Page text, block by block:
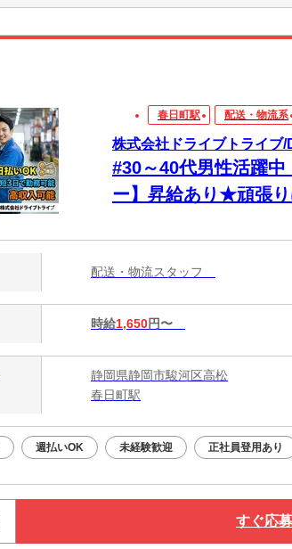
春日町駅 配送・物流系
株式会社ドライブトライブ/
#30～40代男性活躍
ー】昇給あり★頑張
配送・物流スタッフ
時給1,650円〜
静岡県静岡市駿河区高松
春日町駅
週払いOK 未経験歓迎 正社員登用あり
すぐ応